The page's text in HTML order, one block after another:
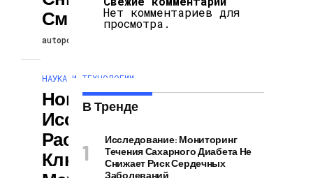
Смерти
autopodcast
НАУКА И ТЕХНОЛОГИИ
Новое
Исследование
Раскрывает
Ключевые
Нет комментариев для
просмотра.
В Тренде
Исследование: Мониторинг
Течения Сахарного Диабета Не
Снижает Риск Сердечных
Заболеваний